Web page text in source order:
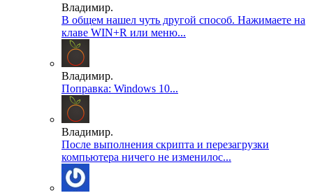
Владимир.
В общем нашел чуть другой способ. Нажимаете на
клаве WIN+R или меню...
Владимир.
Поправка: Windows 10...
Владимир.
После выполнения скрипта и перезагрузки
компьютера ничего не изменилос...